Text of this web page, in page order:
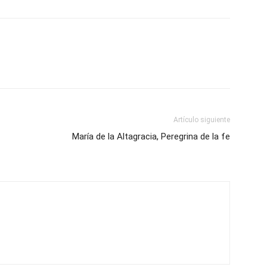
Artículo siguiente
María de la Altagracia, Peregrina de la fe